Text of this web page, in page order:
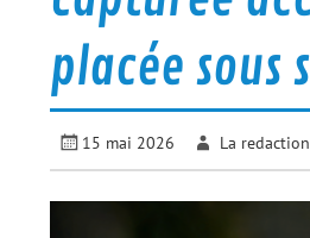
placée
15 mai 2026 La redaction